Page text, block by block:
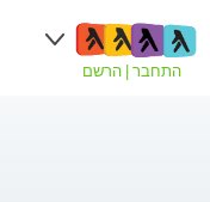
התחבר הרשם